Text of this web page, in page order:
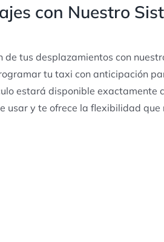
con Nuestro
tus desplazamientos con
tu taxi con anticipación
estará disponible exactamente
usar y te ofrece la flexibilidad